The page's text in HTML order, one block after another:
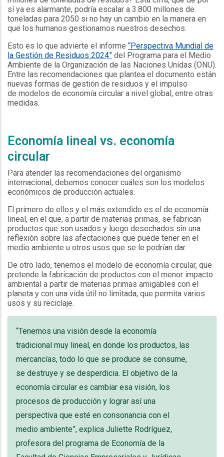
sí ya es alarmante, podría escalar a 3.800 millones de
toneladas para 2050 si no hay un cambio en la manera en
que los humanos gestionamos nuestros desechos.
Esto es lo que advierte el informe “Perspectiva Mundial de
la Gestión de Residuos 2024” del Programa para el Medio
Ambiente de la Organización de las Naciones Unidas (ONU).
Entre las recomendaciones que plantea el documento están
nuevas formas de gestión de residuos y el impulso
de modelos de economía circular a nivel global, entre otras
medidas.
Economía lineal vs. economía
circular
Para atender las recomendaciones del organismo
internacional, debemos conocer cuáles son los modelos
económicos de producción actuales.
El primero de ellos y el más extendido es el de economía
lineal, en el que, a partir de materias primas, se fabrican
productos que son usados y luego desechados sin una
reflexión sobre las afectaciones que puede tener en el
medio ambiente u otros usos que se le podrían dar.
De otro lado, tenemos el modelo de economía circular, que
pretende la fabricación de productos con el menor impacto
ambiental a partir de materias primas amigables con el
planeta y con una vida útil no limitada, que permita varios
usos y su reciclaje.
“Tenemos una visión desde la economía
tradicional muy lineal, en donde los productos, las
mercancías, todo lo que se produce se consume,
se destruye y se desperdicia. El objetivo de la
economía circular es cambiar esa visión, los
procesos de producción y lograr así una
perspectiva que esté en consonancia con el
medio ambiente”, explica Juliette Rodríguez,
profesora del programa de Economía de la